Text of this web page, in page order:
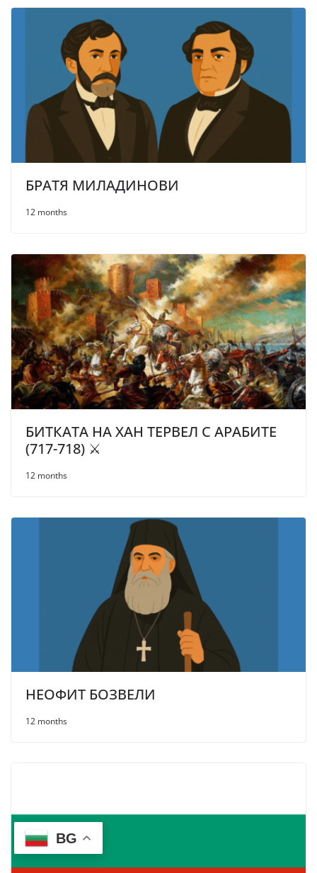
БРАТЯ МИЛАДИНОВИ
12 months
БИТКАТА НА ХАН ТЕРВЕЛ С АРАБИТЕ
(717-718) ⚔️
12 months
НЕОФИТ БОЗВЕЛИ
12 months
BG